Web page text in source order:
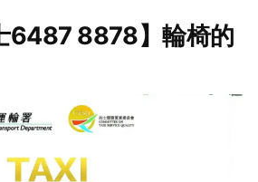
6487 8878】輪椅的